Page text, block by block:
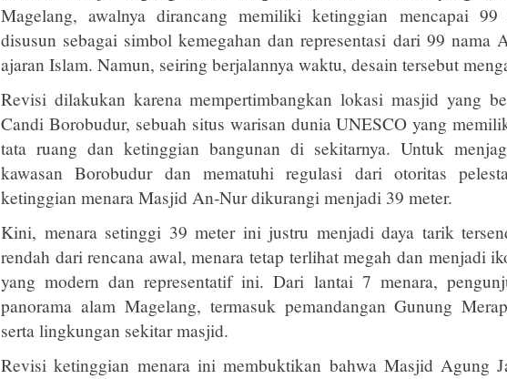
Magelang, awalnya dirancang memiliki ketinggian mencapai
disusun sebagai simbol kemegahan dan representasi dari 99 nama
ajaran Islam. Namun, seiring berjalannya waktu, desain tersebut
Revisi dilakukan karena mempertimbangkan lokasi masjid yang
Candi Borobudur, sebuah situs warisan dunia UNESCO yang
tata ruang dan ketinggian bangunan di sekitarnya. Untuk
kawasan Borobudur dan mematuhi regulasi dari otoritas
ketinggian menara Masjid An-Nur dikurangi menjadi 39 meter.
Kini, menara setinggi 39 meter ini justru menjadi daya tarik
rendah dari rencana awal, menara tetap terlihat megah dan menjadi
yang modern dan representatif ini. Dari lantai 7 menara,
panorama alam Magelang, termasuk pemandangan Gunung
serta lingkungan sekitar masjid.
Revisi ketinggian menara ini membuktikan bahwa Masjid Agung